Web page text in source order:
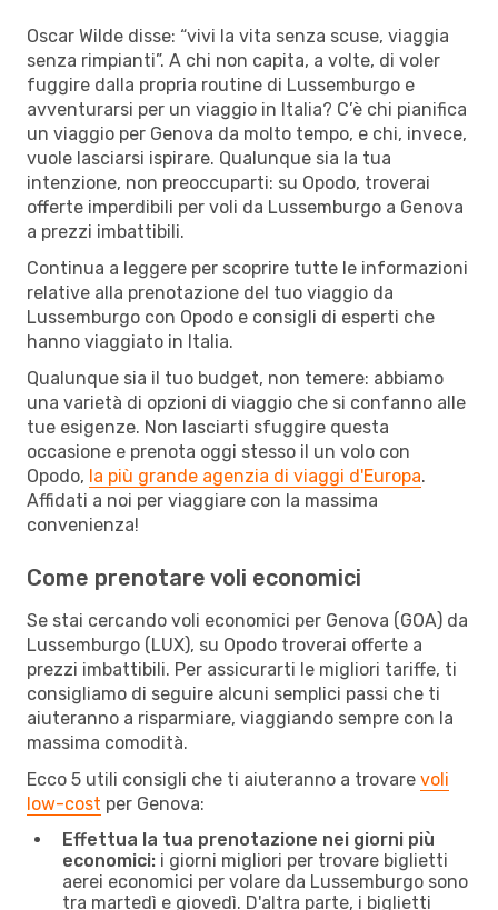
Oscar Wilde disse: “vivi la vita senza scuse, viaggia
senza rimpianti”. A chi non capita, a volte, di voler
fuggire dalla propria routine di Lussemburgo e
avventurarsi per un viaggio in Italia? C’è chi pianifica
un viaggio per Genova da molto tempo, e chi, invece,
vuole lasciarsi ispirare. Qualunque sia la tua
intenzione, non preoccuparti: su Opodo, troverai
offerte imperdibili per voli da Lussemburgo a Genova
a prezzi imbattibili.
Continua a leggere per scoprire tutte le informazioni
relative alla prenotazione del tuo viaggio da
Lussemburgo con Opodo e consigli di esperti che
hanno viaggiato in Italia.
Qualunque sia il tuo budget, non temere: abbiamo
una varietà di opzioni di viaggio che si confanno alle
tue esigenze. Non lasciarti sfuggire questa
occasione e prenota oggi stesso il un volo con
Opodo, la più grande agenzia di viaggi d'Europa.
Affidati a noi per viaggiare con la massima
convenienza!
Come prenotare voli economici
Se stai cercando voli economici per Genova (GOA) da
Lussemburgo (LUX), su Opodo troverai offerte a
prezzi imbattibili. Per assicurarti le migliori tariffe, ti
consigliamo di seguire alcuni semplici passi che ti
aiuteranno a risparmiare, viaggiando sempre con la
massima comodità.
Ecco 5 utili consigli che ti aiuteranno a trovare voli
low-cost per Genova:
Effettua la tua prenotazione nei giorni più
economici: i giorni migliori per trovare biglietti
aerei economici per volare da Lussemburgo sono
tra martedì e giovedì. D'altra parte, i biglietti